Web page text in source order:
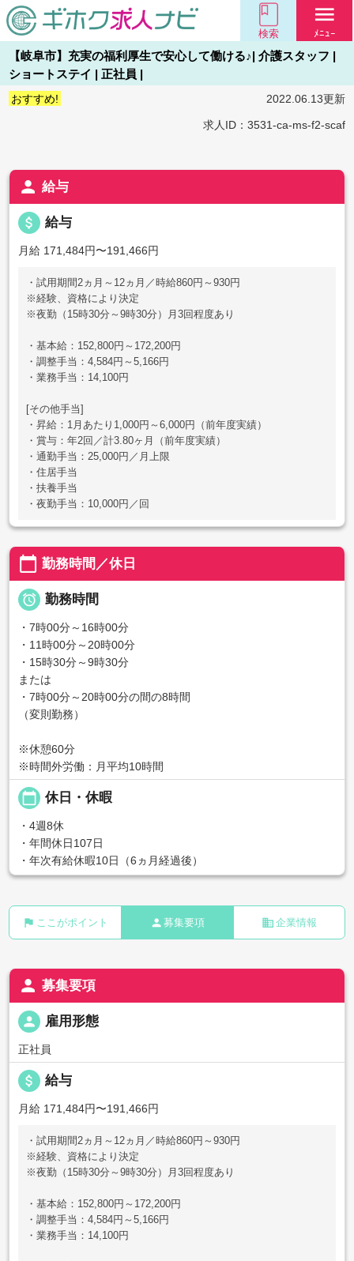
検索
menu
ﾒﾆｭｰ
【岐阜市】充実の福利厚生で安心して働ける♪| 介護スタッフ |
ショートステイ | 正社員 |
おすすめ! 2022.06.13更新
求人ID：3531-ca-ms-f2-scaf
person 給与
attach_money 給与
月給 171,484円〜191,466円
・試用期間2ヵ月～12ヵ月／時給860円～930円
※経験、資格により決定
※夜勤（15時30分～9時30分）月3回程度あり
・基本給：152,800円～172,200円
・調整手当：4,584円～5,166円
・業務手当：14,100円
[その他手当]
・昇給：1月あたり1,000円～6,000円（前年度実績）
・賞与：年2回／計3.80ヶ月（前年度実績）
・通勤手当：25,000円／月上限
・住居手当
・扶養手当
・夜勤手当：10,000円／回
calendar_today 勤務時間／休日
 勤務時間
・7時00分～16時00分
・11時00分～20時00分
・15時30分～9時30分
または
・7時00分～20時00分の間の8時間
（変則勤務）
※休憩60分
※時間外労働：月平均10時間
calendar_today 休日・休暇
・4週8休
・年間休日107日
・年次有給休暇10日（6ヵ月経過後）
flag ここがポイント person 募集要項 business 企業情報
person 募集要項
person 雇用形態
正社員
attach_money 給与
月給 171,484円〜191,466円
・試用期間2ヵ月～12ヵ月／時給860円～930円
※経験、資格により決定
※夜勤（15時30分～9時30分）月3回程度あり
・基本給：152,800円～172,200円
・調整手当：4,584円～5,166円
・業務手当：14,100円